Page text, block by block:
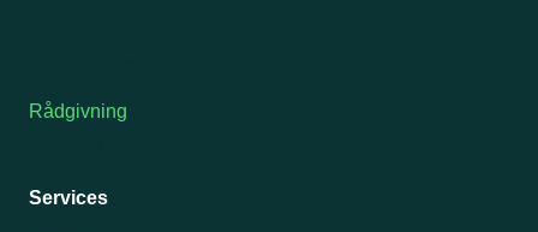
Rådgivning
Services